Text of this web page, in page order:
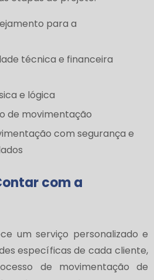
para a
técnica e financeira
e lógica
de movimentação
com segurança e
com a
um serviço personalizado e
específicas de cada cliente,
de movimentação de